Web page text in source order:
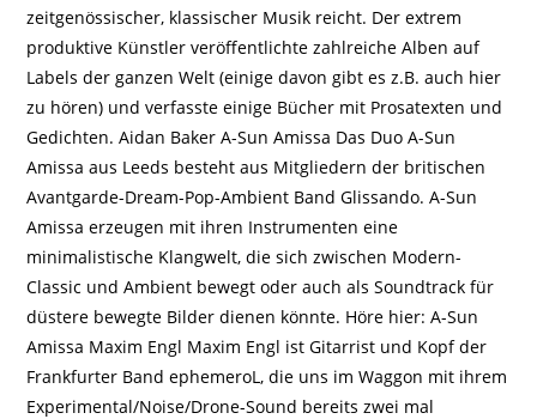
zeitgenössischer, klassischer Musik reicht. Der extrem
produktive Künstler veröffentlichte zahlreiche Alben auf
Labels der ganzen Welt (einige davon gibt es z.B. auch hier
zu hören) und verfasste einige Bücher mit Prosatexten und
Gedichten. Aidan Baker A-Sun Amissa Das Duo A-Sun
Amissa aus Leeds besteht aus Mitgliedern der britischen
Avantgarde-Dream-Pop-Ambient Band Glissando. A-Sun
Amissa erzeugen mit ihren Instrumenten eine
minimalistische Klangwelt, die sich zwischen Modern-
Classic und Ambient bewegt oder auch als Soundtrack für
düstere bewegte Bilder dienen könnte. Höre hier: A-Sun
Amissa Maxim Engl Maxim Engl ist Gitarrist und Kopf der
Frankfurter Band ephemeroL, die uns im Waggon mit ihrem
Experimental/Noise/Drone-Sound bereits zwei mal